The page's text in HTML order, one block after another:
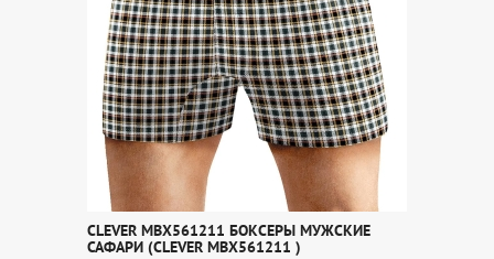
CLEVER MBX561211 БОКСЕРЫ МУЖСКИЕ
САФАРИ (CLEVER MBX561211 )